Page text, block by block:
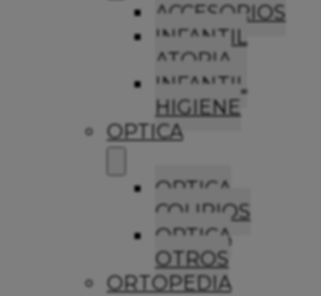
ACCESORIOS
INFANTIL
ATOPIA
INFANTIL
HIGIENE
OPTICA
OPTICA
COLIRIOS
OPTICA
OTROS
ORTOPEDIA